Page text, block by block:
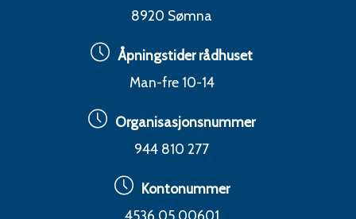
8920 Sømna
Åpningstider rådhuset
Man-fre 10-14
Organisasjonsnummer
944 810 277
Kontonummer
4536 05 00601